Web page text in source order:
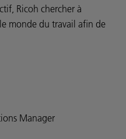
Ricoh chercher à
monde du travail afin de
Manager